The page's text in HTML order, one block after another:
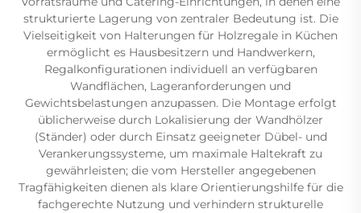
strukturierte Lagerung von zentraler Bedeutung ist. Die
Vielseitigkeit von Halterungen für Holzregale in Küchen
ermöglicht es Hausbesitzern und Handwerkern,
Regalkonfigurationen individuell an verfügbaren
Wandflächen, Lageranforderungen und
Gewichtsbelastungen anzupassen. Die Montage erfolgt
üblicherweise durch Lokalisierung der Wandhölzer
(Ständer) oder durch Einsatz geeigneter Dübel- und
Verankerungssysteme, um maximale Haltekraft zu
gewährleisten; die vom Hersteller angegebenen
Tragfähigkeiten dienen als klare Orientierungshilfe für die
fachgerechte Nutzung und verhindern strukturelle